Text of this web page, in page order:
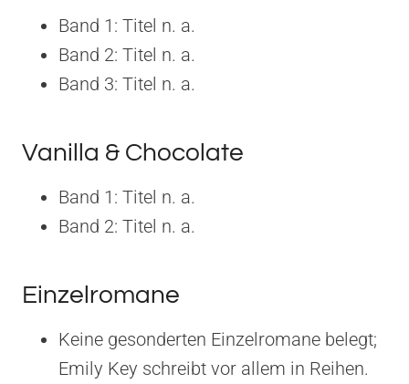
Band 1: Titel n. a.
Band 2: Titel n. a.
Band 3: Titel n. a.
Vanilla & Chocolate
Band 1: Titel n. a.
Band 2: Titel n. a.
Einzelromane
Keine gesonderten Einzelromane belegt;
Emily Key schreibt vor allem in Reihen.